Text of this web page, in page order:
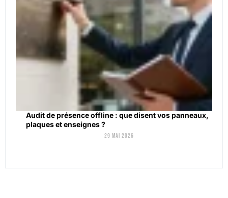
Audit de présence offline : que disent vos panneaux,
plaques et enseignes ?
29 mai 2026